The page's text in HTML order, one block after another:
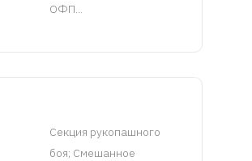
ОФП...
Cекция рукопашного
боя; Смешанное